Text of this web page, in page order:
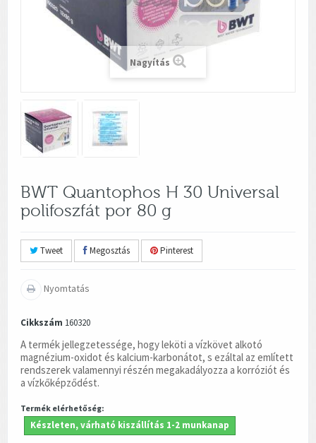
Nagyítás
BWT Quantophos H 30 Universal
polifoszfát por 80 g
Tweet Megosztás Pinterest
Nyomtatás
Cikkszám 160320
A termék jellegzetessége, hogy leköti a vízkövet alkotó
magnézium-oxidot és kalcium-karbonátot, s ezáltal az említett
rendszerek valamennyi részén megakadályozza a korróziót és
a vízkőképződést.
Termék elérhetőség:
Készleten, várható kiszállítás 1-2 munkanap